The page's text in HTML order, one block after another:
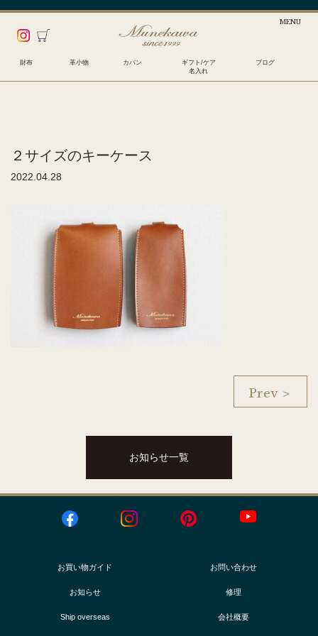
財布 革小物 カバン
ギフト/ケア
名入れ
ブログ
２サイズのキーケース
2022.04.28
Prev ＞
お知らせ一覧
お買い物ガイド お問い合わせ
お知らせ 修理
Ship overseas 会社概要